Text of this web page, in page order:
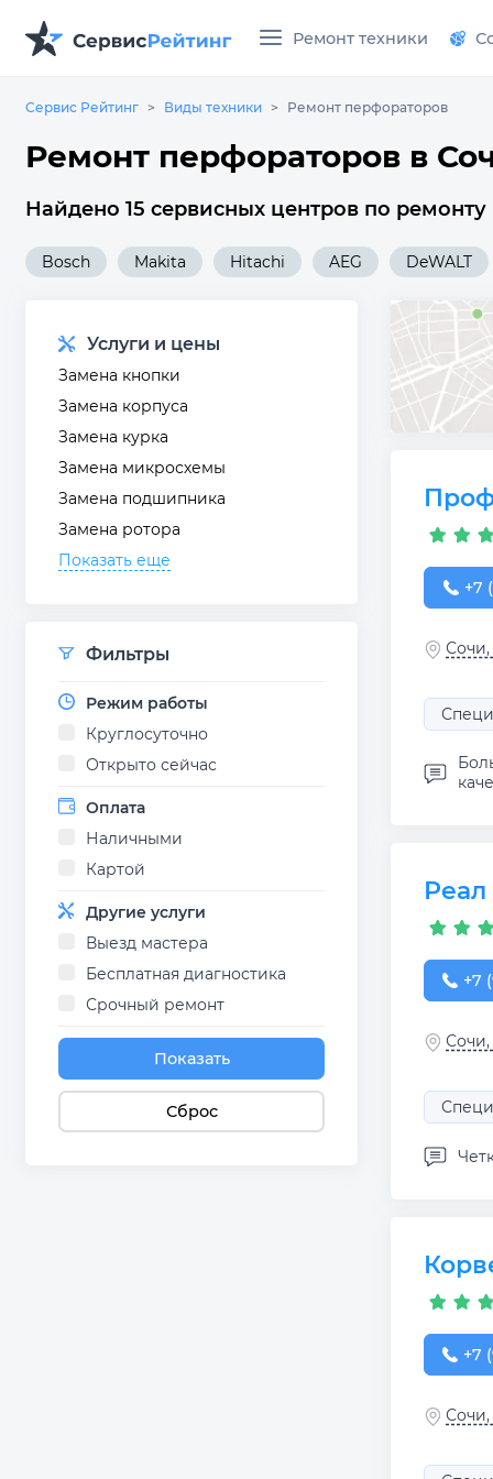
Ремонт техники
Сервис Рейтинг Виды техники Ремонт перфораторов
Ремонт перфораторов в
Найдено 15 сервисных центров по
Bosch Makita Hitachi AEG DeWALT
Услуги и цены
Замена кнопки
Замена корпуса
Замена курка
Замена микросхемы
Замена подшипника
Замена ротора
Показать еще
Фильтры
Режим работы
Круглосуточно
Открыто сейчас
Оплата
Наличными
Картой
Другие услуги
Выезд мастера
Бесплатная диагностика
Срочный ремонт
Показать
Сброс
+7+7
Сочи,
+7
+7
Сочи,
+7
+7
Сочи,